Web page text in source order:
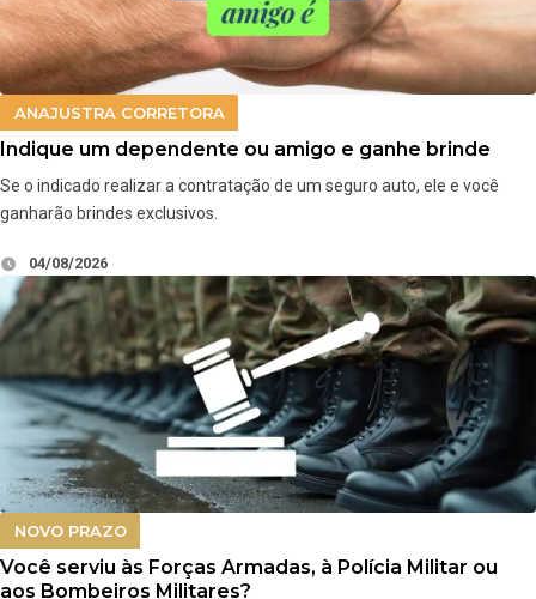
ANAJUSTRA CORRETORA
Indique um dependente ou amigo e ganhe brinde
Se o indicado realizar a contratação de um seguro auto, ele e você
ganharão brindes exclusivos.
04/08/2026
NOVO PRAZO
Você serviu às Forças Armadas, à Polícia Militar ou
aos Bombeiros Militares?